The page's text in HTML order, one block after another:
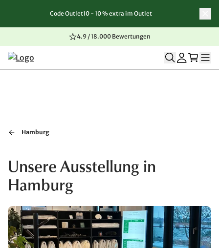
Zum Inhalt springen
Zur Navigation springen
Zum Seitenende springen
Code Outlet10 - 10 % extra im Outlet
4.9 / 18.000 Bewertungen
Hamburg
Unsere Ausstellung in
Hamburg